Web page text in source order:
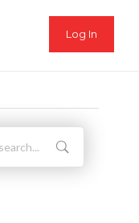
Log In